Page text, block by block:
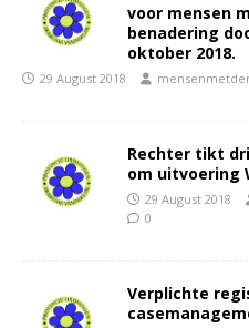
voor mensen
benadering
oktober 2018.
29 August 2018
Rechter tikt
om uitvoering
29 August 2018
0
Verplichte